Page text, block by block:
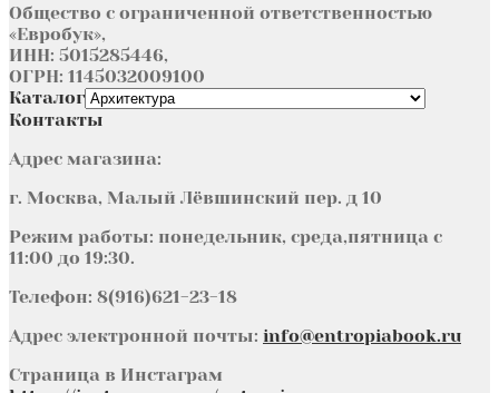
Общество с ограниченной ответственностью
«Евробук»,
ИНН: 5015285446,
ОГРН: 1145032009100
Каталог
Контакты
Адрес магазина:
г. Москва, Малый Лёвшинский пер. д 10
Режим работы: понедельник, среда,пятница с
11:00 до 19:30.
Телефон: 8(916)621-23-18
Адрес электронной почты: info@entropiabook.ru
Страница в Инстаграм